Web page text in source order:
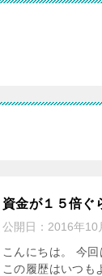
資金が１５倍ぐ
公開日： 2016年10
こんにちは。 今
この履歴はいつも